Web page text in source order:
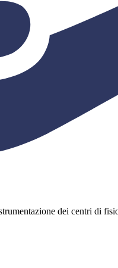
dei centri di